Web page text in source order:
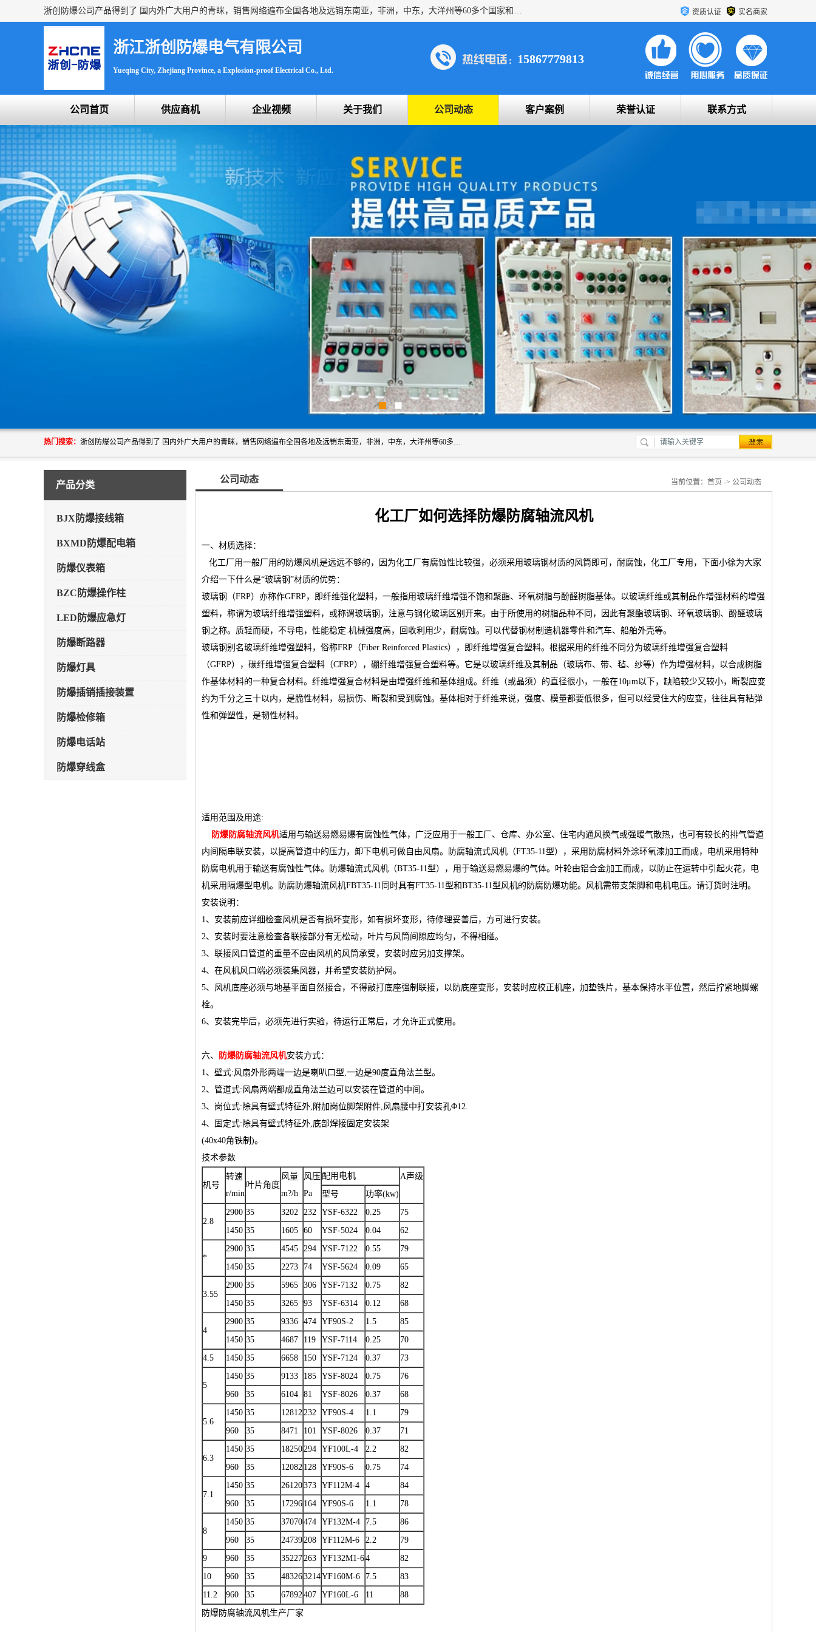
浙创防爆公司产品得到了 国内外广大用户的青眯，销售网络遍布全国各地及远销东南亚，非洲，中东，大洋州等60多个国家和地区，并初步建立起以中国大陆为总部的全球营销体系。 专业生产：防爆电气，BXMD系列防爆照明动力配电箱，BJX防爆接线箱，BKX防爆控制箱，防爆检修电源箱，防爆开关箱，不锈钢防爆箱，201/304/316不锈钢防爆配电箱系列， 防爆防腐系列，防爆防腐操作柱，防爆防腐控制箱 浙创防爆 资质认证 实名商家
浙江浙创防爆电气有限公司
Yueqing City, Zhejiang Province, a Explosion-proof Electrical Co., Ltd.
15867779813
公司首页 供应商机 企业视频 关于我们 公司动态 客户案例 荣誉认证 联系方式
热门搜索： 浙创防爆公司产品得到了 国内外广大用户的青眯，销售网络遍布全国各地及远销东南亚，非洲，中东，大洋州等60多个国家和地区，并初步建立起以中国大陆为总部的全球营销体系。 专业生产：防爆电气，BXMD系列防爆照明动力配电箱，BJX防爆接线箱，BKX防爆控制箱，防爆检修电源箱，防爆开关箱，不锈钢防爆箱，201/304/316不锈钢防爆配电箱系列， 防爆防腐系列，防爆防腐操作柱，防爆防腐控制箱 浙创防爆
产品分类
BJX防爆接线箱
BXMD防爆配电箱
防爆仪表箱
BZC防爆操作柱
LED防爆应急灯
防爆断路器
防爆灯具
防爆插销插接装置
防爆检修箱
防爆电话站
防爆穿线盒
公司动态 当前位置： 首页 -> 公司动态
化工厂如何选择防爆防腐轴流风机
一、材质选择：
化工厂用一般厂用的防爆风机是远远不够的，因为化工厂有腐蚀性比较强，必须采用玻璃钢材质的风筒即可，耐腐蚀，化工厂专用，下面小徐为大家
介绍一下什么是“玻璃钢”材质的优势：
玻璃钢（FRP）亦称作GFRP，即纤维强化塑料，一般指用玻璃纤维增强不饱和聚酯、环氧树脂与酚醛树脂基体。以玻璃纤维或其制品作增强材料的增强
塑料，称谓为玻璃纤维增强塑料，或称谓玻璃钢，注意与钢化玻璃区别开来。由于所使用的树脂品种不同，因此有聚酯玻璃钢、环氧玻璃钢、酚醛玻璃
钢之称。质轻而硬，不导电，性能稳定.机械强度高，回收利用少，耐腐蚀。可以代替钢材制造机器零件和汽车、船舶外壳等。
玻璃钢别名玻璃纤维增强塑料，俗称FRP（Fiber Reinforced Plastics），即纤维增强复合塑料。根据采用的纤维不同分为玻璃纤维增强复合塑料
（GFRP），碳纤维增强复合塑料（CFRP），硼纤维增强复合塑料等。它是以玻璃纤维及其制品（玻璃布、带、毡、纱等）作为增强材料，以合成树脂
作基体材料的一种复合材料。纤维增强复合材料是由增强纤维和基体组成。纤维（或晶须）的直径很小，一般在10μm以下，缺陷较少又较小，断裂应变
约为千分之三十以内，是脆性材料，易损伤、断裂和受到腐蚀。基体相对于纤维来说，强度、模量都要低很多，但可以经受住大的应变，往往具有粘弹
性和弹塑性，是韧性材料。
适用范围及用途:
防爆防腐轴流风机适用与输送易燃易爆有腐蚀性气体，广泛应用于一般工厂、仓库、办公室、住宅内通风换气或强暖气散热，也可有较长的排气管道
内间隔串联安装，以提高管道中的压力，卸下电机可做自由风扇。防腐轴流式风机（FT35-11型），采用防腐材料外涂环氧漆加工而成，电机采用特种
防腐电机用于输送有腐蚀性气体。防爆轴流式风机（BT35-11型），用于输送易燃易爆的气体。叶轮由铝合金加工而成，以防止在运转中引起火花，电
机采用隔爆型电机。防腐防爆轴流风机FBT35-11同时具有FT35-11型和BT35-11型风机的防腐防爆功能。风机需带支架脚和电机电压。请订货时注明。
安装说明：
1、安装前应详细检查风机是否有损坏变形，如有损坏变形，待修理妥善后，方可进行安装。
2、安装时要注意检查各联接部分有无松动，叶片与风筒间隙应均匀，不得相碰。
3、联接风口管道的重量不应由风机的风筒承受，安装时应另加支撑架。
4、在风机风口端必须装集风器，并希望安装防护网。
5、风机底座必须与地基平面自然接合，不得敲打底座强制联接，以防底座变形，安装时应校正机座，加垫铁片，基本保持水平位置，然后拧紧地脚螺
栓。
6、安装完毕后，必须先进行实验，待运行正常后，才允许正式使用。
六、 防爆防腐轴流风机安装方式：
1、壁式:风扇外形两端一边是喇叭口型,一边是90度直角法兰型。
2、管道式:风扇两端都成直角法兰边可以安装在管道的中间。
3、岗位式:除具有壁式特征外,附加岗位脚架附件,风扇腰中打安装孔Φ12.
4、固定式:除具有壁式特征外,底部焊接固定安装架
(40x40角铁制)。
技术参数
机号
转速
r/min
叶片角度
风量
m?/h
风压
Pa
配用电机
A声级
型号
功率(kw)
2.8
2900 35 3202 232 YSF-6322 0.25
75
1450 35 1605 60 YSF-5024 0.04 62
*
2900 35 4545 294 YSF-7122 0.55
79
1450 35 2273 74 YSF-5624 0.09 65
3.55
2900 35 5965 306 YSF-7132 0.75
82
1450 35 3265 93 YSF-6314 0.12 68
4
2900 35 9336 474 YF90S-2 1.5
85
1450 35 4687 119 YSF-7114 0.25
70
4.5
1450 35 6658 150 YSF-7124 0.37 73
5
1450 35 9133 185 YSF-8024 0.75
76
960
35 6104 81 YSF-8026 0.37 68
5.6
1450 35 12812232 YF90S-4 1.1
79
960
35 8471 101 YSF-8026 0.37 71
6.3
1450 35 18250294 YF100L-4 2.2
82
960
35 12082 128 YF90S-6 0.75 74
7.1
1450 35 26120373 YF112M-4 4
84
960
35 17296 164 YF90S-6 1.1 78
8
1450 35 37070474 YF132M-4 7.5
86
960
35 24739208 YF112M-6 2.2
79
9
960 35 35227263 YF132M1-64
82
10
960 35 483263214YF160M-6 7.5
83
11.2
960 35 67892407 YF160L-6 11
88
防爆防腐轴流风机生产厂家